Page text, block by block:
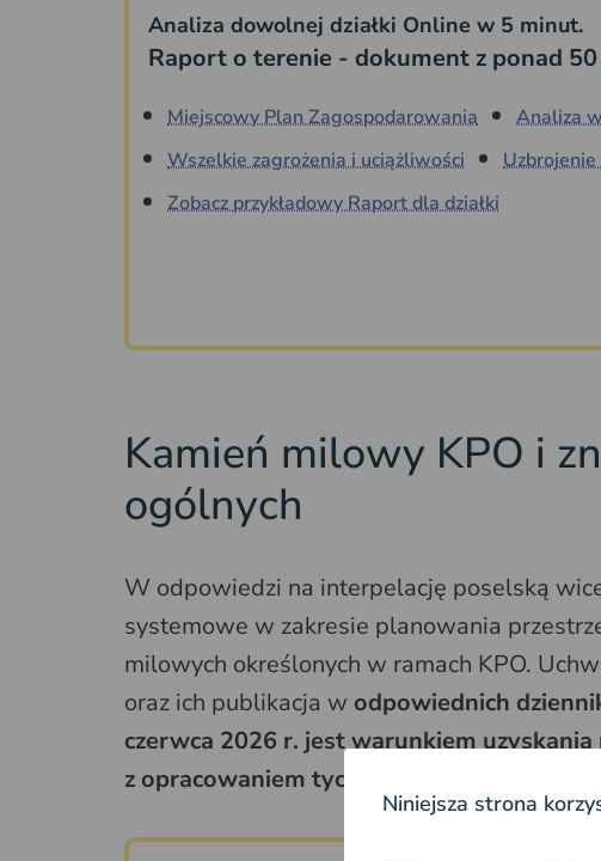
Analiza dowolnej działki Online w 5 minut.
Raport o terenie - dokument z ponad
Miejscowy Plan Zagospodarowania
Analiza
Wszelkie zagrożenia i uciążliwości
Zobacz przykładowy Raport dla działki
Kamień milowy KPO i
ogólnych
W odpowiedzi na interpelację poselską
systemowe w zakresie planowania
milowych określonych w ramach KPO.
oraz ich publikacja w odpowiednich
czerwca 2026 r. jest warunkiem
z opracowaniem tych dokumentów
Niniejsza strona